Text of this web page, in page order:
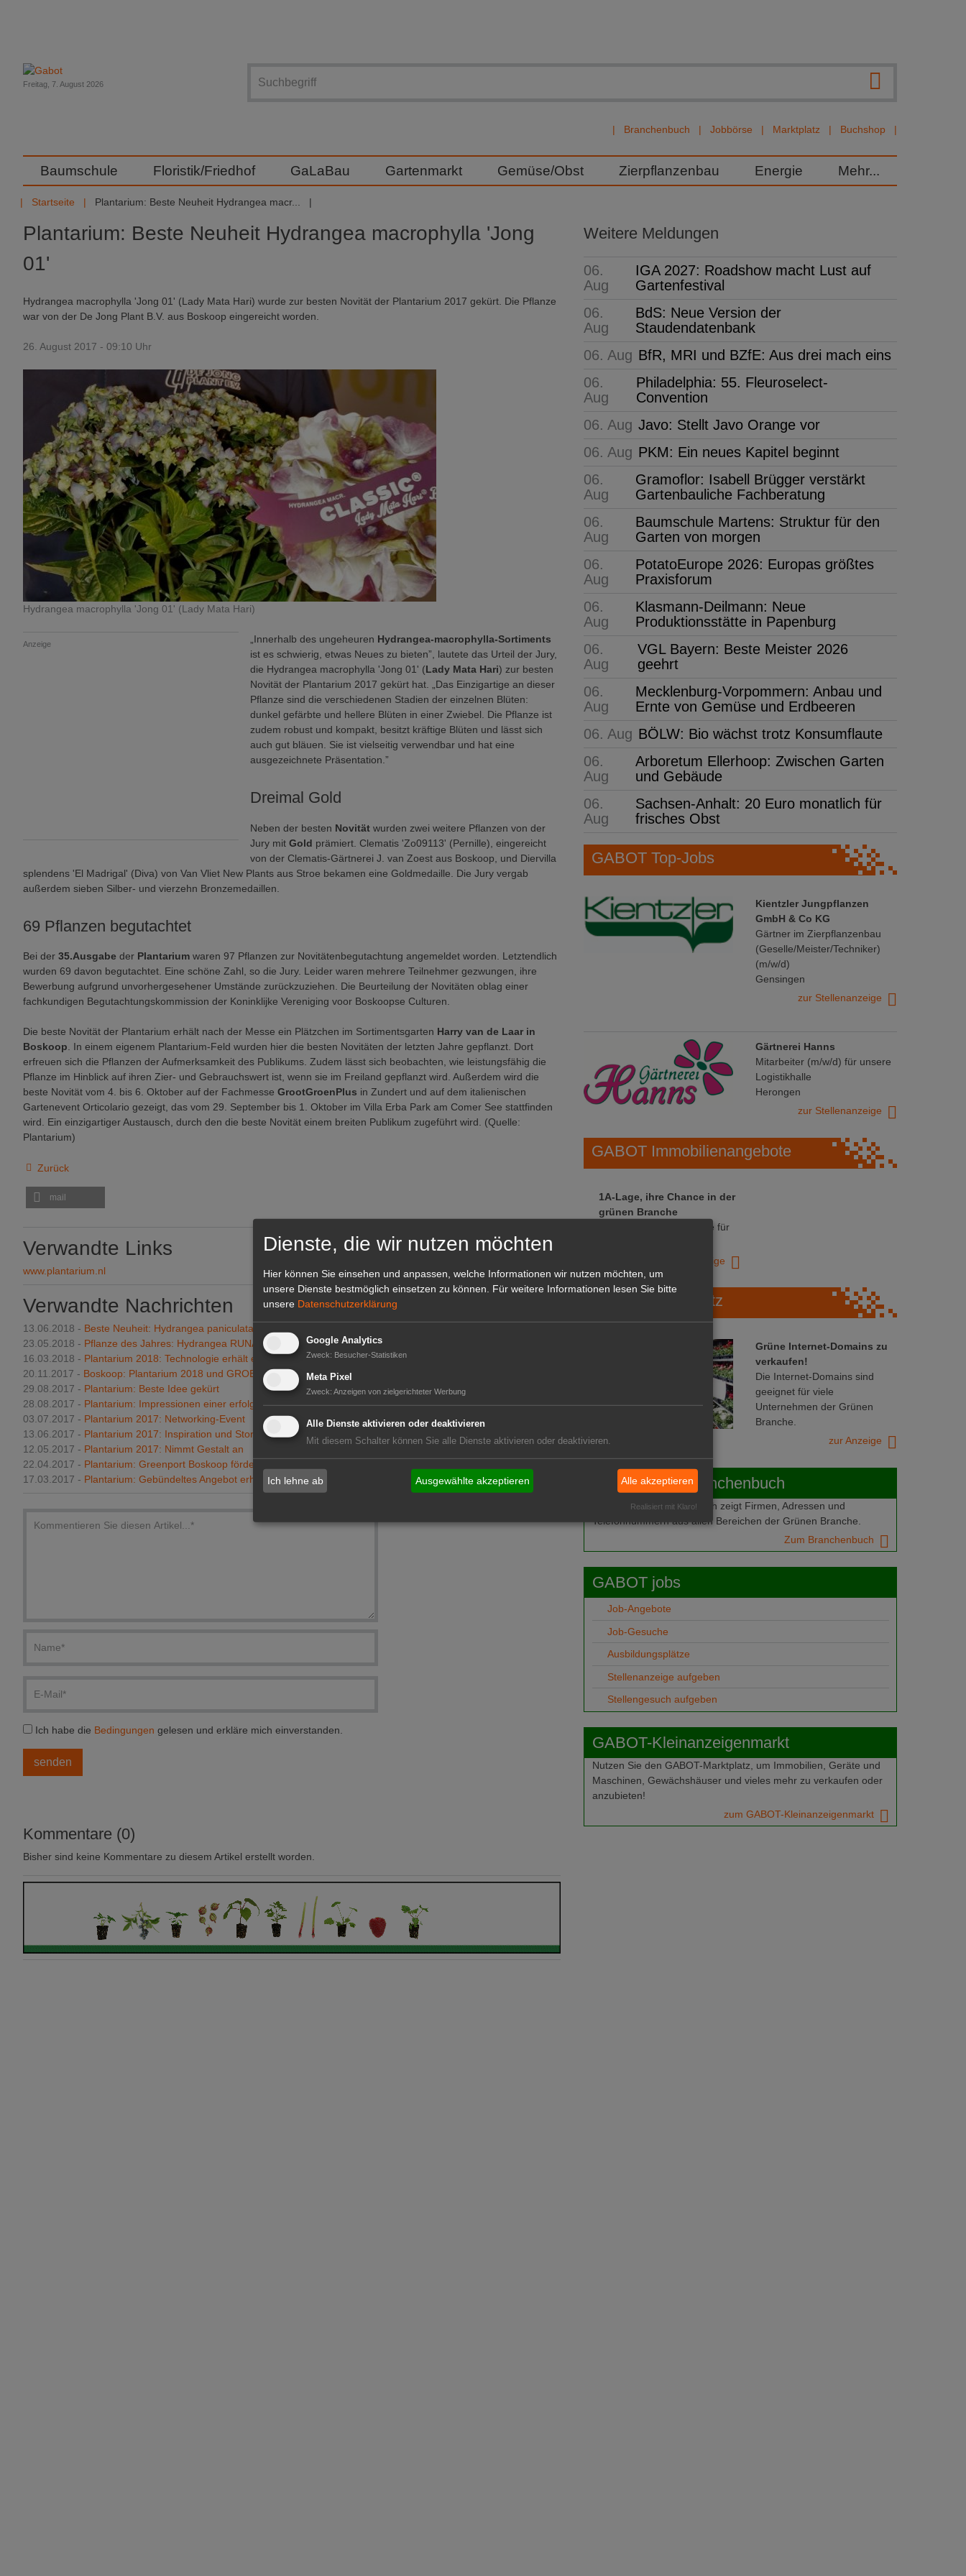
Branchenbuch Jobbörse Marktplatz Buchshop
Freitag, 7. August 2026
Baumschule Floristik/Friedhof GaLaBau Gartenmarkt Gemüse/Obst Zierpflanzenbau Energie Mehr...
Startseite Plantarium: Beste Neuheit Hydrangea macr...
Plantarium: Beste Neuheit Hydrangea macrophylla 'Jong
01'
Hydrangea macrophylla 'Jong 01' (Lady Mata Hari) wurde zur besten Novität der Plantarium 2017 gekürt. Die Pflanze
war von der De Jong Plant B.V. aus Boskoop eingereicht worden.
26. August 2017 - 09:10 Uhr
Hydrangea macrophylla 'Jong 01' (Lady Mata Hari)
Anzeige „Innerhalb des ungeheuren Hydrangea-macrophylla-Sortiments
ist es schwierig, etwas Neues zu bieten”, lautete das Urteil der Jury,
die Hydrangea macrophylla 'Jong 01' (Lady Mata Hari) zur besten
Novität der Plantarium 2017 gekürt hat. „Das Einzigartige an dieser
Pflanze sind die verschiedenen Stadien der einzelnen Blüten:
dunkel gefärbte und hellere Blüten in einer Zwiebel. Die Pflanze ist
zudem robust und kompakt, besitzt kräftige Blüten und lässt sich
auch gut bläuen. Sie ist vielseitig verwendbar und hat eine
ausgezeichnete Präsentation.”
Dreimal Gold
Neben der besten Novität wurden zwei weitere Pflanzen von der
Jury mit Gold prämiert. Clematis 'Zo09113' (Pernille), eingereicht
von der Clematis-Gärtnerei J. van Zoest aus Boskoop, und Diervilla
splendens 'El Madrigal' (Diva) von Van Vliet New Plants aus Stroe bekamen eine Goldmedaille. Die Jury vergab
außerdem sieben Silber- und vierzehn Bronzemedaillen.
69 Pflanzen begutachtet
Bei der 35.Ausgabe der Plantarium waren 97 Pflanzen zur Novitätenbegutachtung angemeldet worden. Letztendlich
wurden 69 davon begutachtet. Eine schöne Zahl, so die Jury. Leider waren mehrere Teilnehmer gezwungen, ihre
Bewerbung aufgrund unvorhergesehener Umstände zurückzuziehen. Die Beurteilung der Novitäten oblag einer
fachkundigen Begutachtungskommission der Koninklijke Vereniging voor Boskoopse Culturen.
Die beste Novität der Plantarium erhält nach der Messe ein Plätzchen im Sortimentsgarten Harry van de Laar in
Boskoop . In einem eigenem Plantarium-Feld wurden hier die besten Novitäten der letzten Jahre gepflanzt. Dort
erfreuen sich die Pflanzen der Aufmerksamkeit des Publikums. Zudem lässt sich beobachten, wie leistungsfähig die
Pflanze im Hinblick auf ihren Zier- und Gebrauchswert ist, wenn sie im Freiland gepflanzt wird. Außerdem wird die
beste Novität vom 4. bis 6. Oktober auf der Fachmesse GrootGroenPlus in Zundert und auf dem italienischen
Gartenevent Orticolario gezeigt, das vom 29. September bis 1. Oktober im Villa Erba Park am Comer See stattfinden
wird. Ein einzigartiger Austausch, durch den die beste Novität einem breiten Publikum zugeführt wird. (Quelle:
Plantarium)
Zurück
mail
Verwandte Links
www.plantarium.nl
Verwandte Nachrichten
13.06.2018 - Beste Neuheit: Hydrangea paniculata 'Breg14'
23.05.2018 - Pflanze des Jahres: Hydrangea RUNAWAY BRIDE® 'Snow White'
16.03.2018 - Plantarium 2018: Technologie erhält eine Bühne
20.11.2017 - Boskoop: Plantarium 2018 und GROEN-Direkt unter einem Dach
29.08.2017 - Plantarium: Beste Idee gekürt
28.08.2017 - Plantarium: Impressionen einer erfolgreichen Messe
03.07.2017 - Plantarium 2017: Networking-Event
13.06.2017 - Plantarium 2017: Inspiration und Storytelling finden zusammen
12.05.2017 - Plantarium 2017: Nimmt Gestalt an
22.04.2017 - Plantarium: Greenport Boskoop fördert Züchterplatz
17.03.2017 - Plantarium: Gebündeltes Angebot erhöht Chancen
Ich habe die Bedingungen gelesen und erkläre mich einverstanden.
Kommentare (0)
Bisher sind keine Kommentare zu diesem Artikel erstellt worden.
Weitere Meldungen
06.
Aug
IGA 2027: Roadshow macht Lust auf
Gartenfestival
06.
Aug
BdS: Neue Version der
Staudendatenbank
06. Aug BfR, MRI und BZfE: Aus drei mach eins
06.
Aug
Philadelphia: 55. Fleuroselect-
Convention
06. Aug Javo: Stellt Javo Orange vor
06. Aug PKM: Ein neues Kapitel beginnt
06.
Aug
Gramoflor: Isabell Brügger verstärkt
Gartenbauliche Fachberatung
06.
Aug
Baumschule Martens: Struktur für den
Garten von morgen
06.
Aug
PotatoEurope 2026: Europas größtes
Praxisforum
06.
Aug
Klasmann-Deilmann: Neue
Produktionsstätte in Papenburg
06.
Aug
VGL Bayern: Beste Meister 2026
geehrt
06.
Aug
Mecklenburg-Vorpommern: Anbau und
Ernte von Gemüse und Erdbeeren
06. Aug BÖLW: Bio wächst trotz Konsumflaute
06.
Aug
Arboretum Ellerhoop: Zwischen Garten
und Gebäude
06.
Aug
Sachsen-Anhalt: 20 Euro monatlich für
frisches Obst
GABOT Top-Jobs
Kientzler Jungpflanzen
GmbH & Co KG
Gärtner im Zierpflanzenbau
(Geselle/Meister/Techniker)
(m/w/d)
Gensingen
zur Stellenanzeige
Gärtnerei Hanns
Mitarbeiter (m/w/d) für unsere
Logistikhalle
Herongen
zur Stellenanzeige
GABOT Immobilienangebote
1A-Lage, ihre Chance in der
grünen Branche
Repräsentative Immobilie für
zur Anzeige
GABOT Marktplatz
Grüne Internet-Domains zu
verkaufen!
Die Internet-Domains sind
geeignet für viele
Unternehmen der Grünen
Branche.
zur Anzeige
Das GABOT-Branchenbuch
Das GABOT-Branchenbuch zeigt Firmen, Adressen und
Telefonnummern aus allen Bereichen der Grünen Branche.
Zum Branchenbuch
GABOT jobs
Job-Angebote
Job-Gesuche
Ausbildungsplätze
Stellenanzeige aufgeben
Stellengesuch aufgeben
GABOT-Kleinanzeigenmarkt
Nutzen Sie den GABOT-Marktplatz, um Immobilien, Geräte und
Maschinen, Gewächshäuser und vieles mehr zu verkaufen oder
anzubieten!
zum GABOT-Kleinanzeigenmarkt
Dienste, die wir nutzen möchten
Hier können Sie einsehen und anpassen, welche Informationen wir nutzen möchten, um
unsere Dienste bestmöglich einsetzen zu können.
Für weitere Informationen lesen Sie bitte
unsere Datenschutzerklärung
Google Analytics
Zweck: Besucher-Statistiken
Meta Pixel
Zweck: Anzeigen von zielgerichteter Werbung
Alle Dienste aktivieren oder deaktivieren
Mit diesem Schalter können Sie alle Dienste aktivieren oder deaktivieren.
Ich lehne ab Ausgewählte akzeptieren Alle akzeptieren
Realisiert mit Klaro!